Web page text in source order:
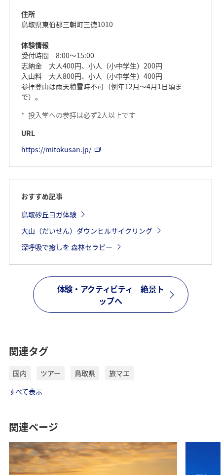
住所
鳥取県東伯郡三朝町三徳1010
体験情報
受付時間 8:00～15:00
志納金 大人400円、小人（小中学生）200円
入山料 大人800円、小人（小中学生）400円
参拝登山は雨天積雪時不可（例年12月～4月1日頃ま
で）。
* 投入堂への参拝は必ず2人以上です
URL
https://mitokusan.jp/
おすすめ記事
鳥取砂丘ヨガ体験
大山（だいせん）ダウンヒルサイクリング
深呼吸で癒しを 森林セラピー
体験・アクティビティ 絶景ト
ップへ
関連タグ
国内 ツアー 鳥取県
旅マエ
すべて表示
関連ページ